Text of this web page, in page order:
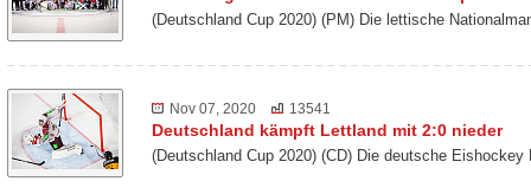
(Deutschland Cup 2020) (PM) Die lettische
Nov 07, 2020 13541
Deutschland kämpft Lettland mit 2:0 nieder
(Deutschland Cup 2020) (CD) Die deutsche